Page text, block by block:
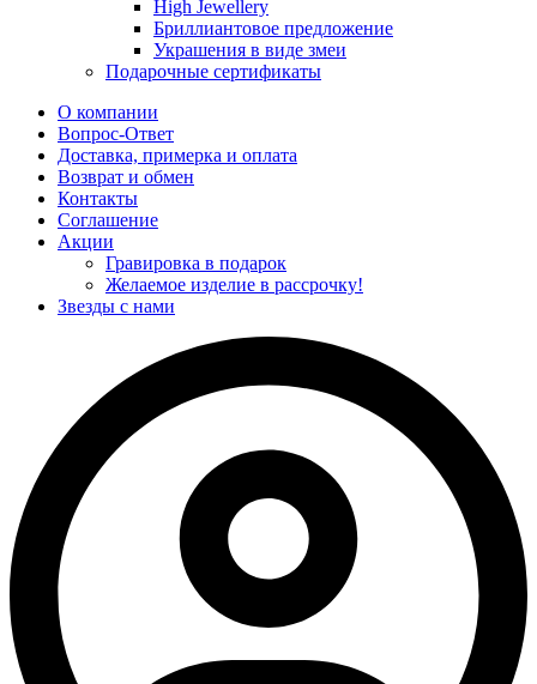
High Jewellery
Бриллиантовое предложение
Украшения в виде змеи
Подарочные сертификаты
О компании
Вопрос-Ответ
Доставка, примерка и оплата
Возврат и обмен
Контакты
Соглашение
Акции
Гравировка в подарок
Желаемое изделие в рассрочку!
Звезды с нами